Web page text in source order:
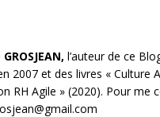
l’auteur de ce
2007 et des livres « Culture
RH Agile » (2020). Pour me